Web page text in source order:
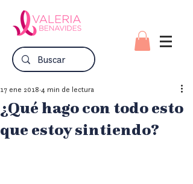
¿Qué hago con todo esto
que estoy sintiendo?
17 ene 2018 4 min de lectura